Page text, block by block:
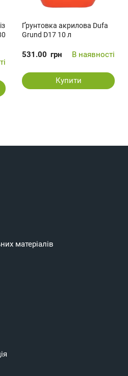
Ґрунтовка акрилова Dufa
Grund D17 10 л
531.00 грн В наявності
Купити
матеріалів